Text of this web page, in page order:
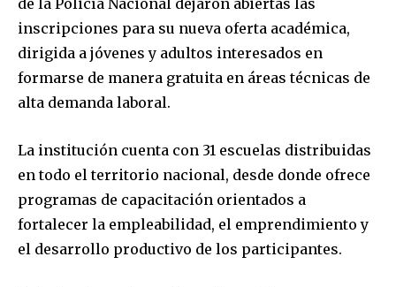
de la Policía Nacional dejaron abiertas las
inscripciones para su nueva oferta académica,
dirigida a jóvenes y adultos interesados en
formarse de manera gratuita en áreas técnicas de
alta demanda laboral.
La institución cuenta con 31 escuelas distribuidas
en todo el territorio nacional, desde donde ofrece
programas de capacitación orientados a
fortalecer la empleabilidad, el emprendimiento y
el desarrollo productivo de los participantes.